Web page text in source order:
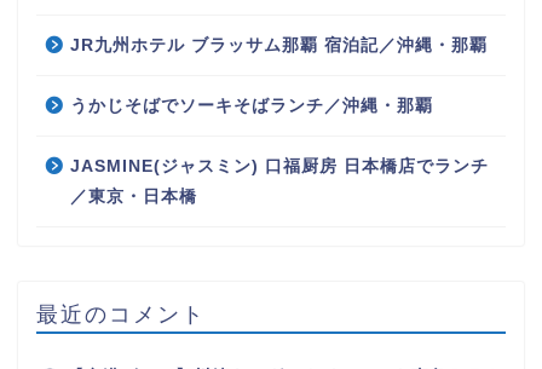
JR九州ホテル ブラッサム那覇 宿泊記／沖縄・那覇
うかじそばでソーキそばランチ／沖縄・那覇
JASMINE(ジャスミン) 口福厨房 日本橋店でランチ
／東京・日本橋
最近のコメント